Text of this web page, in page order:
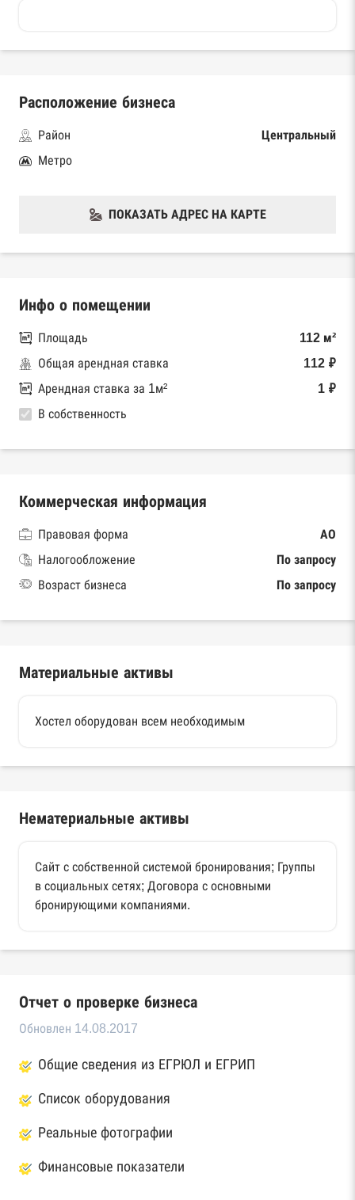
Расположение бизнеса
Район
Центральный
Метро
ПОКАЗАТЬ АДРЕС НА КАРТЕ
Инфо о помещении
Площадь
112 м²
Общая арендная ставка
112 ₽
Арендная ставка за 1м²
1 ₽
В собственность
Коммерческая информация
Правовая форма
АО
Налогообложение
По запросу
Возраст бизнеса
По запросу
Материальные активы
Хостел оборудован всем необходимым
Нематериальные активы
Сайт с собственной системой бронирования; Группы
в социальных сетях; Договора с основными
бронирующими компаниями.
Отчет о проверке бизнеса
Обновлен 14.08.2017
Общие сведения из ЕГРЮЛ и ЕГРИП
Список оборудования
Реальные фотографии
Финансовые показатели